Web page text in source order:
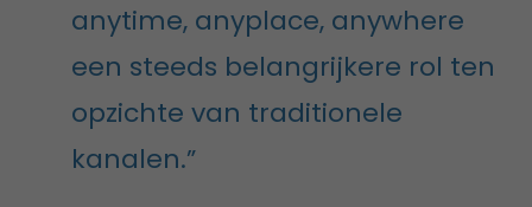
anytime, anyplace, anywhere
een steeds belangrijkere rol ten
opzichte van traditionele
kanalen.”